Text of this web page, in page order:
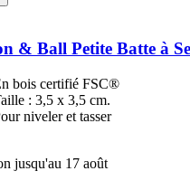
& Ball Petite Batte à
bois certifié FSC®
: 3,5 x 3,5 cm.
niveler et tasser
jusqu'au 17 août